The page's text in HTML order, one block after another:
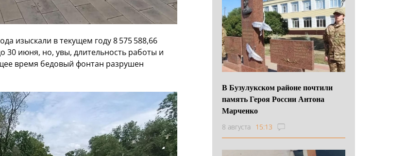
изыскали в текущем году 8 575 588,66
30 июня, но, увы, длительность работы и
время бедовый фонтан разрушен
В Бузулукском районе почтили
память Героя России Антона
Марченко
8 августа 15:13